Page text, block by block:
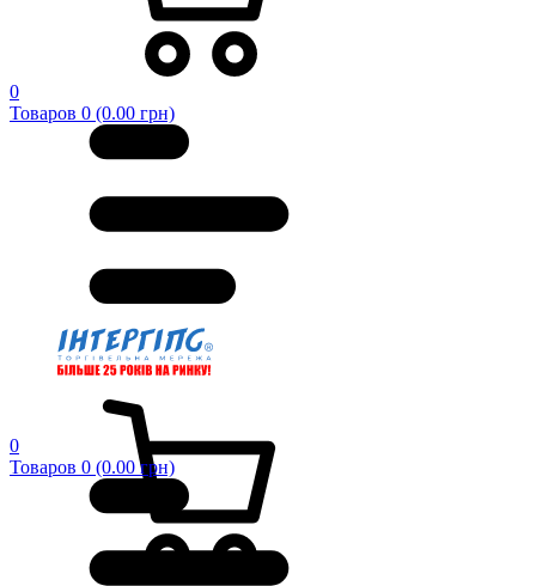
0
Товаров 0 (0.00 грн)
0
Товаров 0 (0.00 грн)